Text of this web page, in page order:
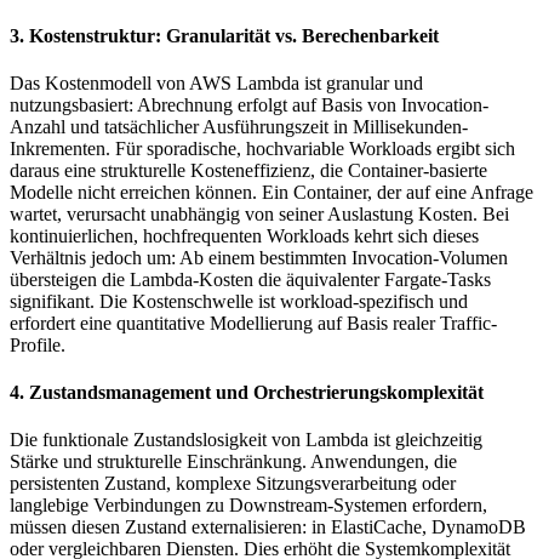
3. Kostenstruktur: Granularität vs. Berechenbarkeit
Das Kostenmodell von AWS Lambda ist granular und
nutzungsbasiert: Abrechnung erfolgt auf Basis von Invocation-
Anzahl und tatsächlicher Ausführungszeit in Millisekunden-
Inkrementen. Für sporadische, hochvariable Workloads ergibt sich
daraus eine strukturelle Kosteneffizienz, die Container-basierte
Modelle nicht erreichen können. Ein Container, der auf eine Anfrage
wartet, verursacht unabhängig von seiner Auslastung Kosten. Bei
kontinuierlichen, hochfrequenten Workloads kehrt sich dieses
Verhältnis jedoch um: Ab einem bestimmten Invocation-Volumen
übersteigen die Lambda-Kosten die äquivalenter Fargate-Tasks
signifikant. Die Kostenschwelle ist workload-spezifisch und
erfordert eine quantitative Modellierung auf Basis realer Traffic-
Profile.
4. Zustandsmanagement und Orchestrierungskomplexität
Die funktionale Zustandslosigkeit von Lambda ist gleichzeitig
Stärke und strukturelle Einschränkung. Anwendungen, die
persistenten Zustand, komplexe Sitzungsverarbeitung oder
langlebige Verbindungen zu Downstream-Systemen erfordern,
müssen diesen Zustand externalisieren: in ElastiCache, DynamoDB
oder vergleichbaren Diensten. Dies erhöht die Systemkomplexität